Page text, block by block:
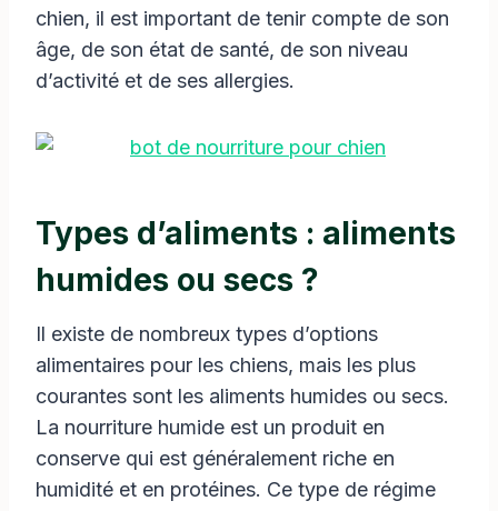
chien, il est important de tenir compte de son
âge, de son état de santé, de son niveau
d’activité et de ses allergies.
Types d’aliments : aliments
humides ou secs ?
Il existe de nombreux types d’options
alimentaires pour les chiens, mais les plus
courantes sont les aliments humides ou secs.
La nourriture humide est un produit en
conserve qui est généralement riche en
humidité et en protéines. Ce type de régime